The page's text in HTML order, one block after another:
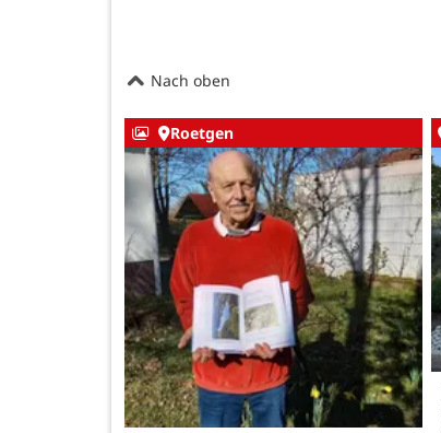
Nach oben
Roetgen